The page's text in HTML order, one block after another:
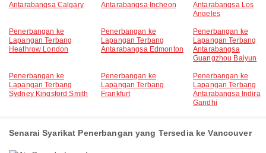
Antarabangsa Calgary
Antarabangsa Incheon
Antarabangsa Los
Angeles
Penerbangan ke
Lapangan Terbang
Heathrow London
Penerbangan ke
Lapangan Terbang
Antarabangsa Edmonton
Penerbangan ke
Lapangan Terbang
Antarabangsa
Guangzhou Baiyun
Penerbangan ke
Lapangan Terbang
Sydney Kingsford Smith
Penerbangan ke
Lapangan Terbang
Frankfurt
Penerbangan ke
Lapangan Terbang
Antarabangsa Indira
Gandhi
Senarai Syarikat Penerbangan yang Tersedia ke Vancouver